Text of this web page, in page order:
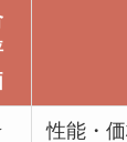
性能・